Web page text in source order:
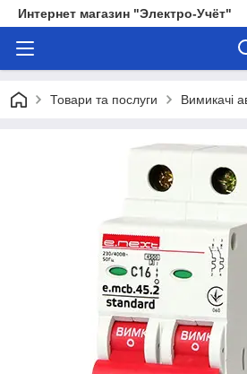
Интернет магазин "Электро-Учёт"
Товари та послуги Вимикачі